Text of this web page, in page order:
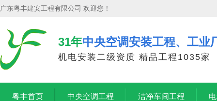
广东粤丰建安工程有限公司 欢迎您！
31年中央空调安装工程、工业
机电安装二级资质 精品工程1035家
粤丰首页 中央空调工程 洁净车间工程